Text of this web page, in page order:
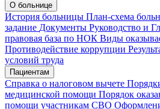
О больнице
История больницы План-схема
задание Документы Руководство и
правовая база по НОК Виды
Противодействие коррупции
условий труда
Пациентам
Справка о налоговом вычете
медицинской помощи Порядок
помощи участникам СВО